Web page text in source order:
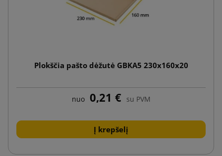
Plokščia pašto dėžutė GBKA5 230x160x20
nuo 0,21 € su PVM
Į krepšelį